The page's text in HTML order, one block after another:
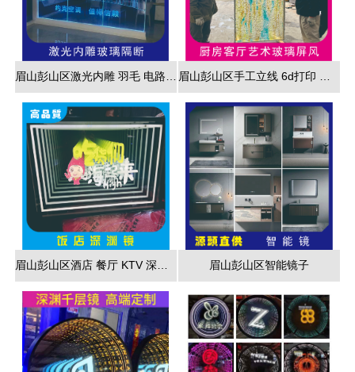
眉山彭山区激光内雕 羽毛 电路板 3d效果展现 眉山彭山区手工立线 6d打印 藤编夹胶 新款 厂家直销
眉山彭山区智能镜子